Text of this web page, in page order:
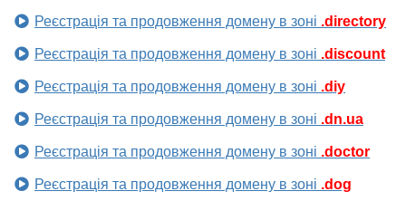
Реєстрація та продовження домену в зоні .directory
Реєстрація та продовження домену в зоні .discount
Реєстрація та продовження домену в зоні .diy
Реєстрація та продовження домену в зоні .dn.ua
Реєстрація та продовження домену в зоні .doctor
Реєстрація та продовження домену в зоні .dog